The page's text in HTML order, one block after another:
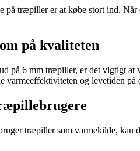
på træpiller er at købe stort ind.
på kvaliteten
på 6 mm træpiller, er det vigtigt
varmeeffektiviteten og levetiden
træpiller som varmekilde, kan